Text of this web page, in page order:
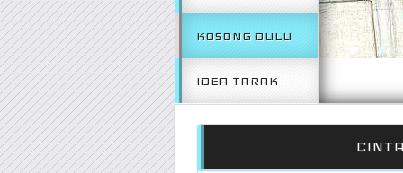
KOSONG DULU
IDEA TARAK